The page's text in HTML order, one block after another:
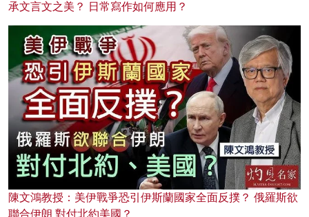
承文言文之美？ 日常寫作如何應用？
陳文鴻教授：美伊戰爭恐引伊斯蘭國家全面反撲？ 俄羅斯欲
聯合伊朗 對付北約美國？